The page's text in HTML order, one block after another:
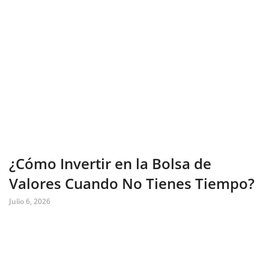
¿Cómo Invertir en la Bolsa de
Valores Cuando No Tienes Tiempo?
Julio 6, 2026